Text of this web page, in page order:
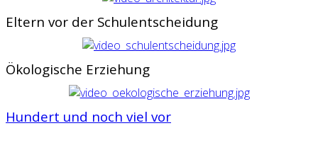
Eltern vor der Schulentscheidung
Ökologische Erziehung
Hundert und noch viel vor